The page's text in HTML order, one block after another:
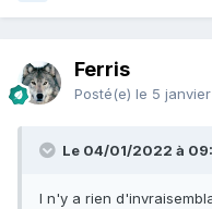
Ferris
Posté(e) le 5
Le 04/01/2022 à
l n'y a rien